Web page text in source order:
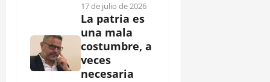
17 de julio de 2026
La patria es
una mala
costumbre, a
veces
necesaria